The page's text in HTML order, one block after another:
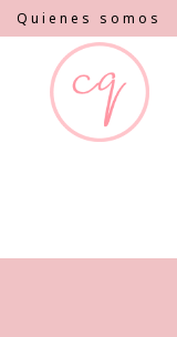
Quienes somos